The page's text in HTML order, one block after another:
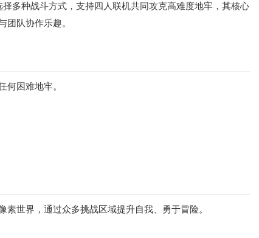
多种战斗方式，支持四人联机共同攻克高难度地牢，其核心
团队协作乐趣。
困难地牢。
世界，通过众多挑战区域提升自我、勇于冒险。